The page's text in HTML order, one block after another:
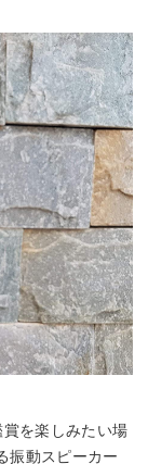
を楽しみたい場
振動スピーカー